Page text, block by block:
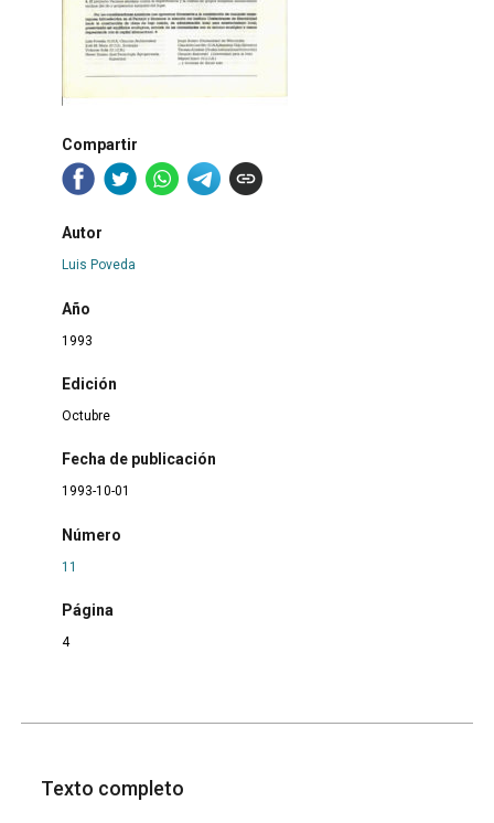
Compartir
Autor
Luis Poveda
Año
1993
Edición
Octubre
Fecha de publicación
1993-10-01
Número
11
Página
4
Texto completo